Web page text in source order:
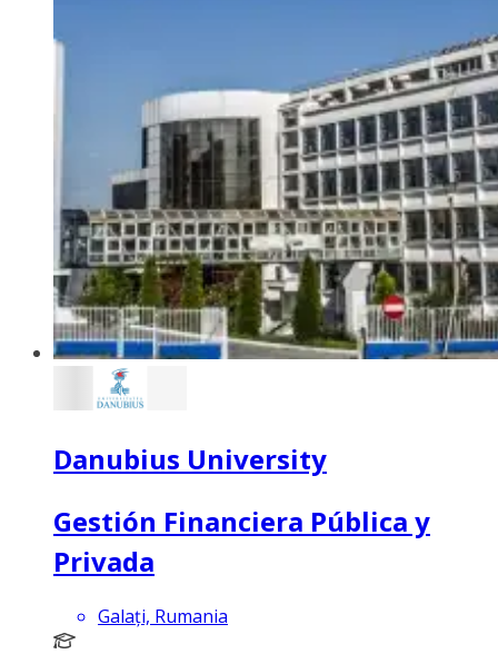
Danubius University
Gestión Financiera Pública y
Privada
Galați, Rumania